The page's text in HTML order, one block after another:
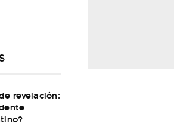
revelación: